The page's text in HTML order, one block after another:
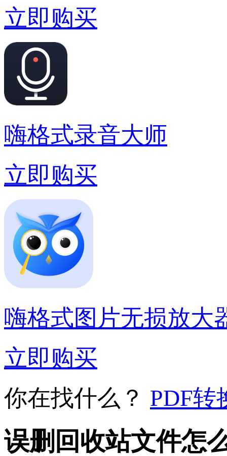
立即购买
嗨格式录音大师
立即购买
嗨格式图片无损放大
立即购买
你在找什么？ PDF
误删回收站文件怎